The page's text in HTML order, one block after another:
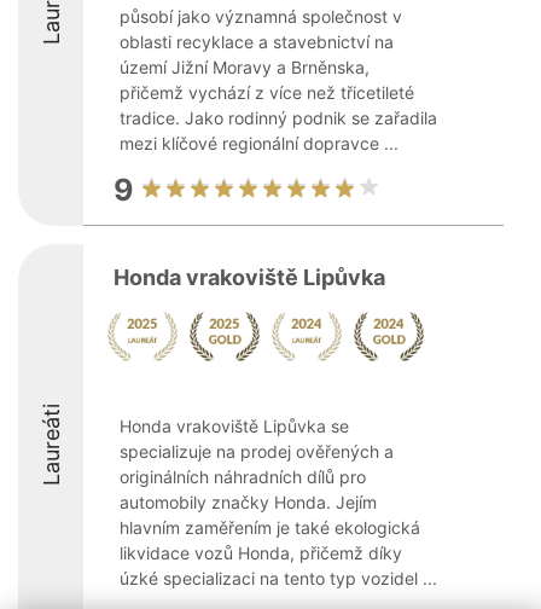
působí jako významná společnost v
oblasti recyklace a stavebnictví na
území Jižní Moravy a Brněnska,
přičemž vychází z více než třicetileté
tradice. Jako rodinný podnik se zařadila
mezi klíčové regionální dopravce ...
9
Laureáti
Honda vrakoviště Lipůvka
Honda vrakoviště Lipůvka se
specializuje na prodej ověřených a
originálních náhradních dílů pro
automobily značky Honda. Jejím
hlavním zaměřením je také ekologická
likvidace vozů Honda, přičemž díky
úzké specializaci na tento typ vozidel ...